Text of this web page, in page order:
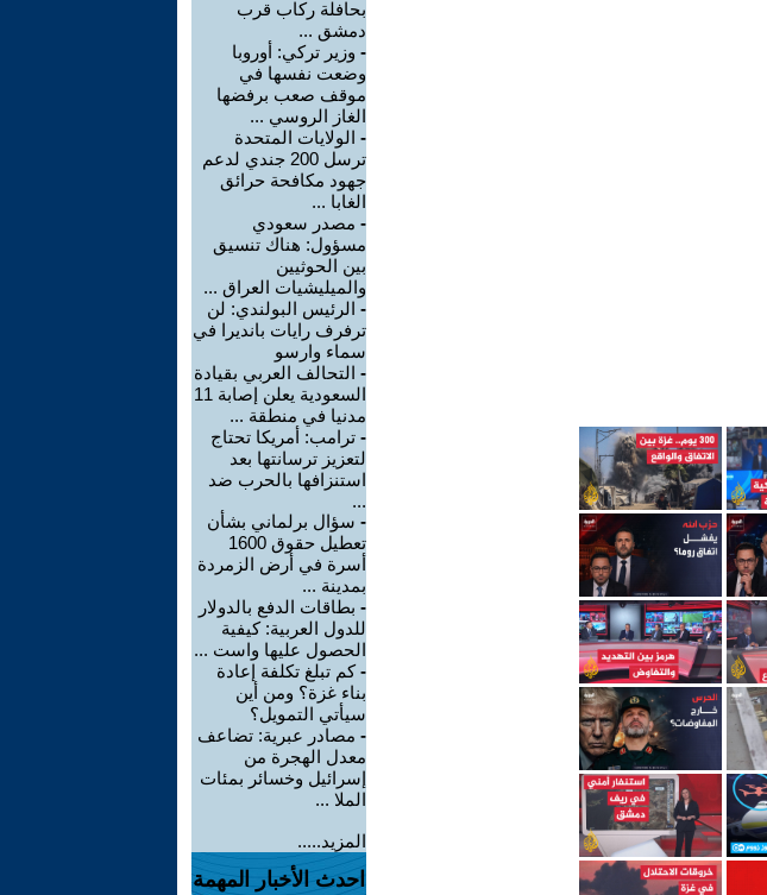
بحافلة ركاب قرب
دمشق ...
- وزير تركي: أوروبا
وضعت نفسها في
موقف صعب برفضها
الغاز الروسي ...
- الولايات المتحدة
ترسل 200 جندي لدعم
جهود مكافحة حرائق
الغابا ...
- مصدر سعودي
مسؤول: هناك تنسيق
بين الحوثيين
والميليشيات العراق ...
- الرئيس البولندي: لن
ترفرف رايات بانديرا في
سماء وارسو
- التحالف العربي بقيادة
السعودية يعلن إصابة 11
مدنيا في منطقة ...
- ترامب: أمريكا تحتاج
لتعزيز ترسانتها بعد
استنزافها بالحرب ضد
...
- سؤال برلماني بشأن
تعطيل حقوق 1600
أسرة في أرض الزمردة
بمدينة ...
- بطاقات الدفع بالدولار
للدول العربية: كيفية
الحصول عليها واست ...
-كم تبلغ تكلفة إعادة
بناء غزة؟ ومن أين
سيأتي التمويل؟
- مصادر عبرية: تضاعف
معدل الهجرة من
إسرائيل وخسائر بمئات
الملا ...
المزيد.....
احدث الأخبار المهمة